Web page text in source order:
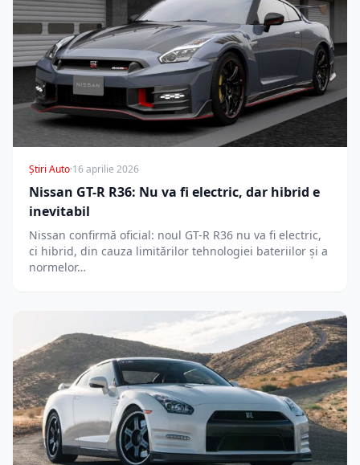
Știri Auto·16 aprilie 2026
Nissan GT-R R36: Nu va fi electric, dar hibrid e
inevitabil
Nissan confirmă oficial: noul GT-R R36 nu va fi electric,
ci hibrid, din cauza limitărilor tehnologiei bateriilor și a
normelor…